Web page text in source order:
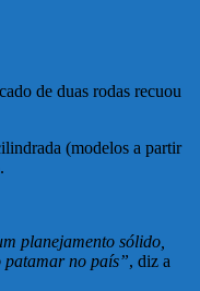
de duas rodas recuou
(modelos a partir
planejamento sólido,
patamar no país”, diz a